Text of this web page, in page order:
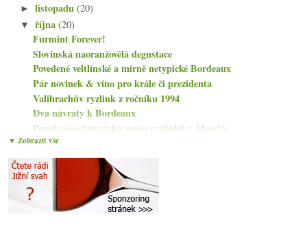
►listopadu(20)
▼října(20)
Furmint Forever!
Slovinská naoranžovělá degustace
Povedené veltlínské a mírně netypické Bordeaux
Pár novinek & víno pro krále či prezidenta
Valihrachův ryzlink z ročníku 1994
Dva návraty k Bordeaux
Povedená ochutnávka nejen ryzlinků z Alsaska
Přestřelené červené z Čech
Leckdy raritní postarší i hodně stará vína
Krátce z Galadegustace Kupmeto
Kalendář ochutnávek
(Anti)degustace s pár fajn vzorky
Dvě výrazná červená od Freixenetu
▼ Zobrazit vše